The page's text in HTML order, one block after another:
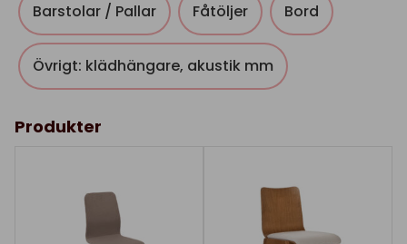
Barstolar / Pallar Fåtöljer Bord
Övrigt: klädhängare, akustik mm
Produkter